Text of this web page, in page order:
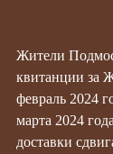
Жители
квитанции за
февраль 2024
марта 2024
доставки